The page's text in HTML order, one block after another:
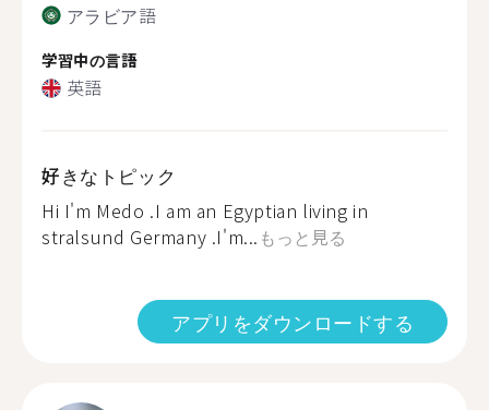
アラビア語
学習中の言語
英語
好きなトピック
Hi I'm Medo .I am an Egyptian living in
stralsund Germany .I'm... もっと見る
アプリをダウンロードする